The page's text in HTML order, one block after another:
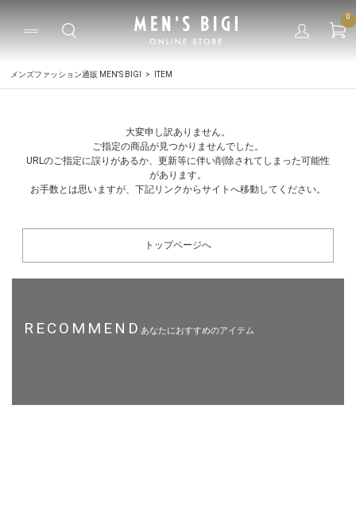
0
メンズファッション通販 MEN'S BIGI ITEM
大変申し訳ありません。
ご指定の商品が見つかりませんでした。
URLのご指定に誤りがあるか、更新等に伴い削除されてしまった可能性
があります。
お手数とは思いますが、下記リンクからサイトへ移動してください。
トップページへ
RECOMMENDあなたにおすすめのアイテム